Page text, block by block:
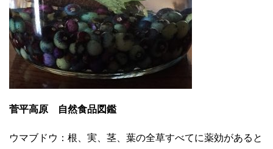
菅平高原 自然食品図鑑
ウマブドウ：根、実、茎、葉の全草すべてに薬効があると